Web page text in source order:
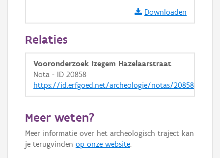
Downloaden
Relaties
Vooronderzoek Izegem Hazelaarstraat
Nota - ID 20858
https://id.erfgoed.net/archeologie/notas/20858
Meer weten?
Meer informatie over het archeologisch traject kan
je terugvinden op onze website.